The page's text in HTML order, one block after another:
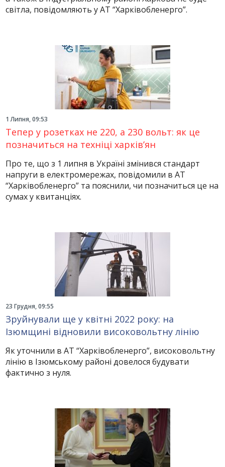
світла, повідомляють у АТ “Харківобленерго”.
1 Липня, 09:53
Тепер у розетках не 220, а 230 вольт: як це
позначиться на техніці харків’ян
Про те, що з 1 липня в Україні змінився стандарт
напруги в електромережах, повідомили в АТ
“Харківобленерго” та пояснили, чи позначиться це на
сумах у квитанціях.
23 Грудня, 09:55
Зруйнували ще у квітні 2022 року: на
Ізюмщині відновили високовольтну лінію
Як уточнили в АТ “Харківобленерго”, високовольтну
лінію в Ізюмському районі довелося будувати
фактично з нуля.